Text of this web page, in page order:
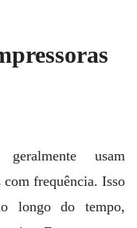
geralmente usam
com frequência. Isso
longo do tempo,